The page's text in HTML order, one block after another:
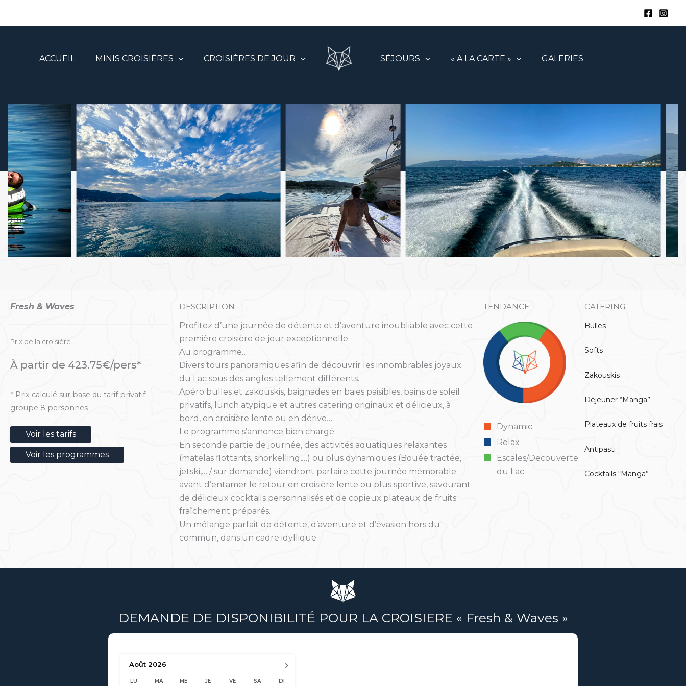
ACCUEIL MINIS CROISIÈRES CROISIÈRES DE JOUR SÉJOURS « A LA CARTE » GALERIES
Fresh & Waves
Prix de la croisière
À partir de 423.75€/pers*
* Prix calculé sur base du tarif privatif–
groupe 8 personnes
Voir les tarifs
Voir les programmes
DESCRIPTION
Profitez d’une journée de détente et d’aventure inoubliable avec cette
première croisière de jour exceptionnelle.
Au programme…
Divers tours panoramiques afin de découvrir les innombrables joyaux
du Lac sous des angles tellement différents.
Apéro bulles et zakouskis, baignades en baies paisibles, bains de soleil
privatifs, lunch atypique et autres catering originaux et délicieux, à
bord, en croisière lente ou en dérive…
Le programme s’annonce bien chargé.
En seconde partie de journée, des activités aquatiques relaxantes
(matelas flottants, snorkelling,…) ou plus dynamiques (Bouée tractée,
jetski,… / sur demande) viendront parfaire cette journée mémorable
avant d’entamer le retour en croisière lente ou plus sportive, savourant
de délicieux cocktails personnalisés et de copieux plateaux de fruits
fraîchement préparés.
Un mélange parfait de détente, d’aventure et d’évasion hors du
commun, dans un cadre idyllique.
TENDANCE
Dynamic
Relax
Escales/Decouverte
du Lac
CATERING
Bulles
Softs
Zakouskis
Déjeuner “Manga”
Plateaux de fruits frais
Antipasti
Cocktails “Manga”
DEMANDE DE DISPONIBILITÉ POUR LA CROISIERE « Fresh & Waves »
›
Août 2026
LU MA ME JE VE SA DI